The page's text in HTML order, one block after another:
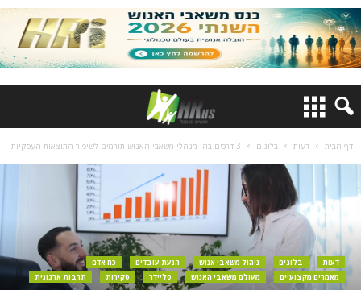
דף הבית דעות בלוגים 3 דרכים בהן מנהלי משאבי האנוש תורמים לשיפור התוצאות העסקיות
דעות בלוגים ניהול משאבי אנוש הנעת עובדים
כח אדם
מאמרים מקצועיים
מעולם משאבי האנוש סליידר סקירות תרבות ארגונית